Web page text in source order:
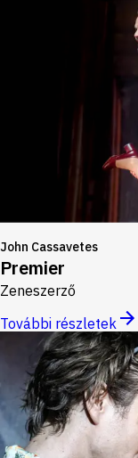
John Cassavetes
Premier
Zeneszerző
További részletek